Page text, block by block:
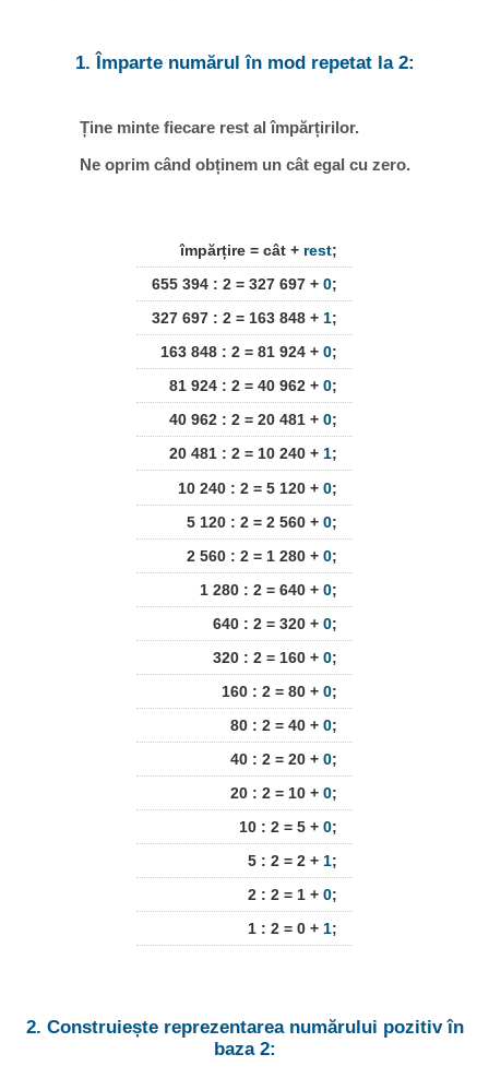
1. Împarte numărul în mod repetat la 2:
Ține minte fiecare rest al împărțirilor.
Ne oprim când obținem un cât egal cu zero.
împărțire = cât + rest;
655 394 : 2 = 327 697 + 0;
327 697 : 2 = 163 848 + 1;
163 848 : 2 = 81 924 + 0;
81 924 : 2 = 40 962 + 0;
40 962 : 2 = 20 481 + 0;
20 481 : 2 = 10 240 + 1;
10 240 : 2 = 5 120 + 0;
5 120 : 2 = 2 560 + 0;
2 560 : 2 = 1 280 + 0;
1 280 : 2 = 640 + 0;
640 : 2 = 320 + 0;
320 : 2 = 160 + 0;
160 : 2 = 80 + 0;
80 : 2 = 40 + 0;
40 : 2 = 20 + 0;
20 : 2 = 10 + 0;
10 : 2 = 5 + 0;
5 : 2 = 2 + 1;
2 : 2 = 1 + 0;
1 : 2 = 0 + 1;
2. Construiește reprezentarea numărului pozitiv în
baza 2: